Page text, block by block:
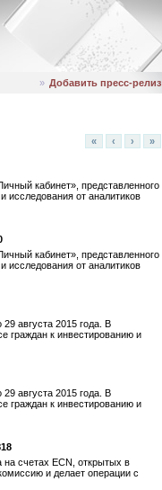
» Добавить пресс-релиз
« ‹ › »
кабинет», представленного
исследования от аналитиков
кабинет», представленного
исследования от аналитиков
августа 2015 года. В
граждан к инвестированию и
августа 2015 года. В
граждан к инвестированию и
на счетах ECN, открытых в
и делает операции с